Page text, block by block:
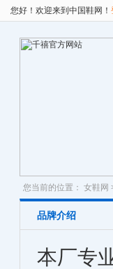
您好！欢迎来到中国鞋网！
您当前的位置： 女鞋网
品牌介绍
本厂专